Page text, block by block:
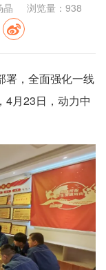
晶 浏览量：938
署，全面强化一线
4月23日，动力中